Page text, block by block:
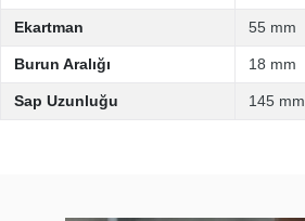
Ekartman 55 mm
Burun Aralığı 18 mm
Sap Uzunluğu 145 mm